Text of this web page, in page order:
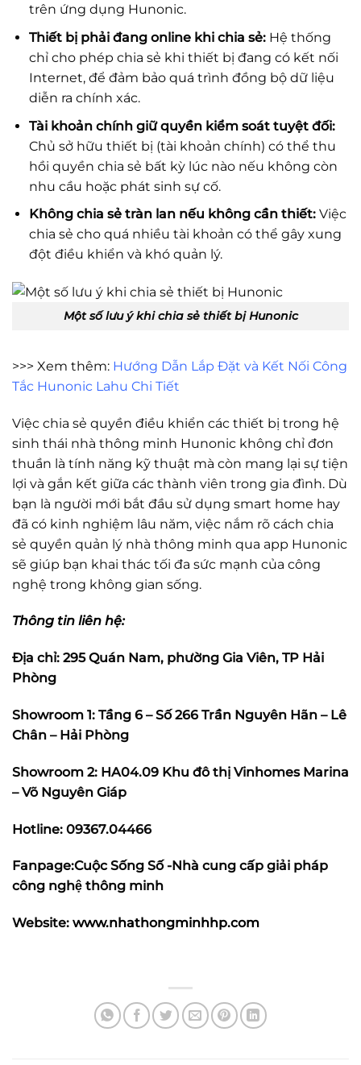
trên ứng dụng Hunonic.
Thiết bị phải đang online khi chia sẻ:Hệ thống
chỉ cho phép chia sẻ khi thiết bị đang có kết nối
Internet, để đảm bảo quá trình đồng bộ dữ liệu
diễn ra chính xác.
Tài khoản chính giữ quyền kiểm soát tuyệt đối:
Chủ sở hữu thiết bị (tài khoản chính) có thể thu
hồi quyền chia sẻ bất kỳ lúc nào nếu không còn
nhu cầu hoặc phát sinh sự cố.
Không chia sẻ tràn lan nếu không cần thiết:Việc
chia sẻ cho quá nhiều tài khoản có thể gây xung
đột điều khiển và khó quản lý.
Một số lưu ý khi chia sẻ thiết bị Hunonic
>>> Xem thêm: Hướng Dẫn Lắp Đặt và Kết Nối Công
Tắc Hunonic Lahu Chi Tiết
Việc chia sẻ quyền điều khiển các thiết bị trong hệ
sinh thái nhà thông minh Hunonic không chỉ đơn
thuần là tính năng kỹ thuật mà còn mang lại sự tiện
lợi và gắn kết giữa các thành viên trong gia đình. Dù
bạn là người mới bắt đầu sử dụng smart home hay
đã có kinh nghiệm lâu năm, việc nắm rõ cách chia
sẻ quyền quản lý nhà thông minh qua app Hunonic
sẽ giúp bạn khai thác tối đa sức mạnh của công
nghệ trong không gian sống.
Thông tin liên hệ:
Địa chỉ: 295 Quán Nam, phường Gia Viên, TP Hải
Phòng
Showroom 1: Tầng 6 – Số 266 Trần Nguyên Hãn – Lê
Chân – Hải Phòng
Showroom 2: HA04.09 Khu đô thị Vinhomes Marina
– Võ Nguyên Giáp
Hotline: 09367.04466
Fanpage:Cuộc Sống Số -Nhà cung cấp giải pháp
công nghệ thông minh
Website: www.nhathongminhhp.com